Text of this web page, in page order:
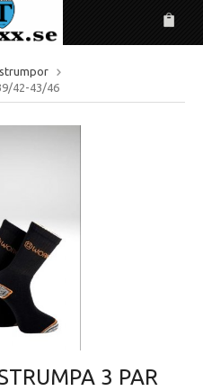
42-43/46
3 PAR